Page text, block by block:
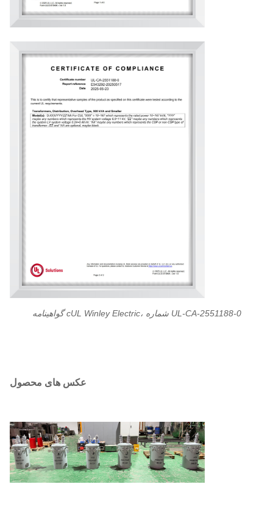
گواهینامه cUL Winley Electric، شماره UL-CA-2551188-0
عکس های محصول